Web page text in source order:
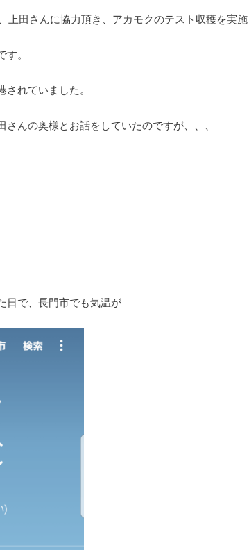
上田さんに協力頂き、アカモクのテスト収穫を実施
。
れていました。
んの奥様とお話をしていたのですが、、、
日で、長門市でも気温が